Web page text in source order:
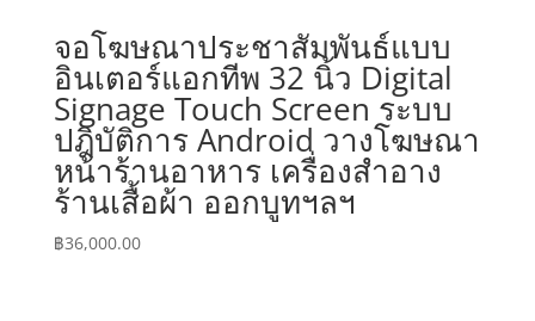
จอโฆษณาประชาสัมพันธ์แบบ
อินเตอร์แอกทีพ 32 นิ้ว Digital
Signage Touch Screen ระบบ
ปฎิบัติการ Android วางโฆษณา
หน้าร้านอาหาร เครื่องสำอาง
ร้านเสื้อผ้า ออกบูทฯลฯ
฿36,000.00